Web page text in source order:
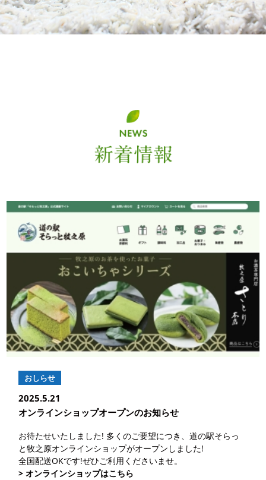
おしらせ
2025.5.21
オンラインショップオープンのお知らせ
お待たせいたしました! 多くのご要望につき、道の駅そらっ
と牧之原オンラインショップがオープンしました!
全国配送OKです!ぜひご利用くださいませ。
> オンラインショップはこちら